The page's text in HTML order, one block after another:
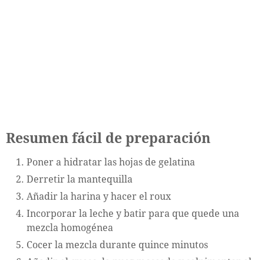
Resumen fácil de preparación
Poner a hidratar las hojas de gelatina
Derretir la mantequilla
Añadir la harina y hacer el roux
Incorporar la leche y batir para que quede una
mezcla homogénea
Cocer la mezcla durante quince minutos